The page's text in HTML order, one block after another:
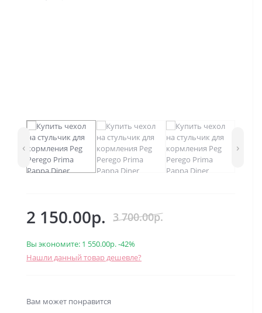
‹ ›
2 150.00р. 3 700.00р.
Вы экономите: 1 550.00р.-42%
Нашли данный товар дешевле?
Вам может понравится